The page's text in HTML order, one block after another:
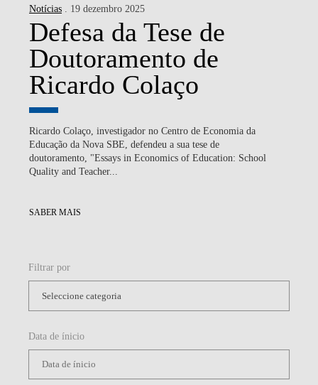
Notícias . 19 dezembro 2025
Defesa da Tese de
Doutoramento de
Ricardo Colaço
Ricardo Colaço, investigador no Centro de Economia da
Educação da Nova SBE, defendeu a sua tese de
doutoramento, "Essays in Economics of Education: School
Quality and Teacher...
SABER MAIS
Filtrar por
Data de ínicio